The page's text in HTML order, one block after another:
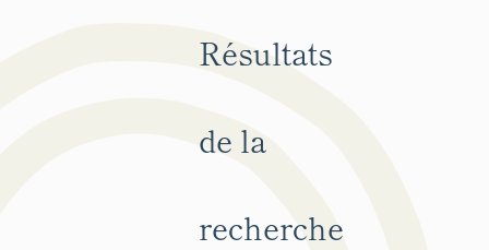
Résultats
de la
recherche